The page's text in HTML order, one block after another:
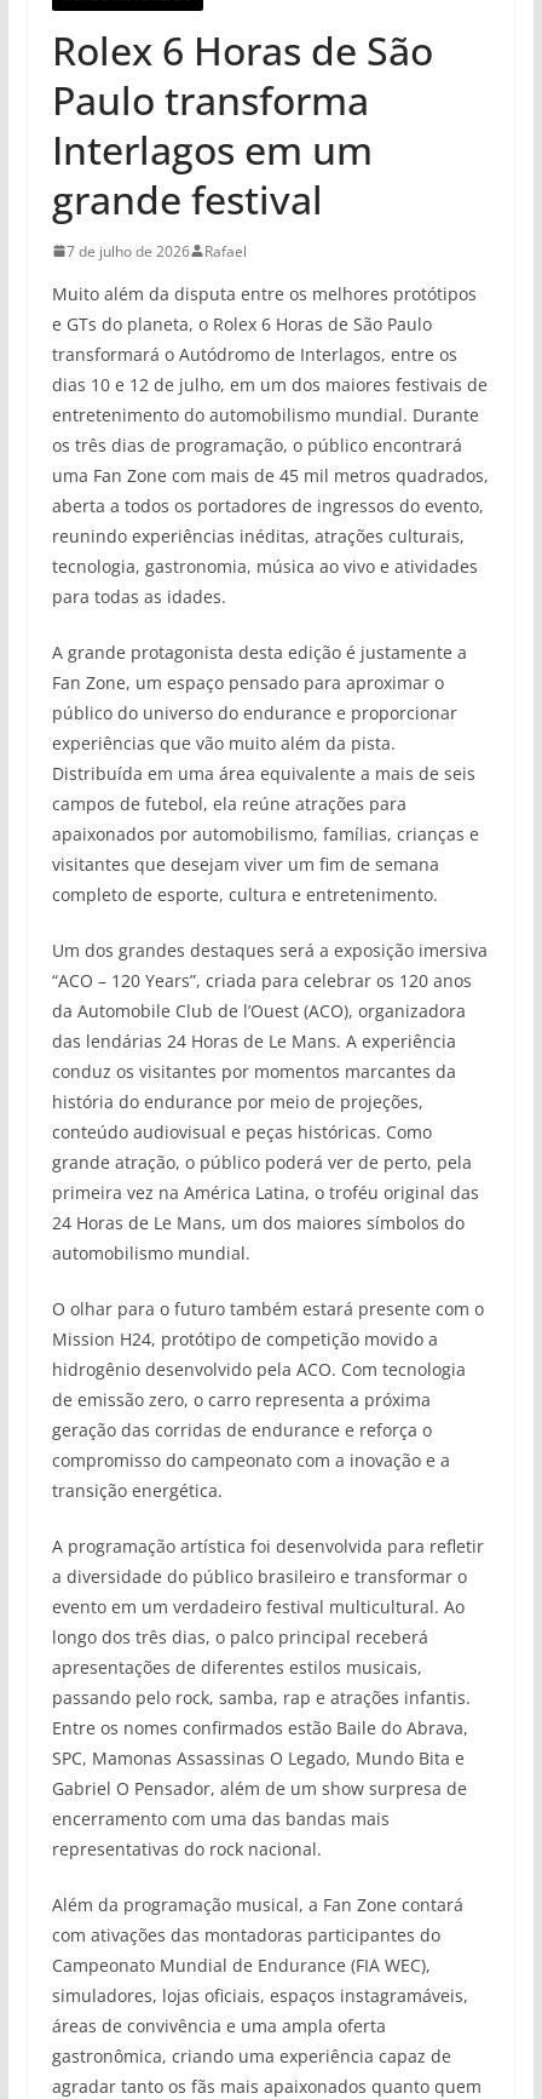
Rolex 6 Horas de São
Paulo transforma
Interlagos em um
grande festival
7 de julho de 2026 Rafael
Muito além da disputa entre os melhores protótipos
e GTs do planeta, o Rolex 6 Horas de São Paulo
transformará o Autódromo de Interlagos, entre os
dias 10 e 12 de julho, em um dos maiores festivais de
entretenimento do automobilismo mundial. Durante
os três dias de programação, o público encontrará
uma Fan Zone com mais de 45 mil metros quadrados,
aberta a todos os portadores de ingressos do evento,
reunindo experiências inéditas, atrações culturais,
tecnologia, gastronomia, música ao vivo e atividades
para todas as idades.
A grande protagonista desta edição é justamente a
Fan Zone, um espaço pensado para aproximar o
público do universo do endurance e proporcionar
experiências que vão muito além da pista.
Distribuída em uma área equivalente a mais de seis
campos de futebol, ela reúne atrações para
apaixonados por automobilismo, famílias, crianças e
visitantes que desejam viver um fim de semana
completo de esporte, cultura e entretenimento.
Um dos grandes destaques será a exposição imersiva
“ACO – 120 Years”, criada para celebrar os 120 anos
da Automobile Club de l’Ouest (ACO), organizadora
das lendárias 24 Horas de Le Mans. A experiência
conduz os visitantes por momentos marcantes da
história do endurance por meio de projeções,
conteúdo audiovisual e peças históricas. Como
grande atração, o público poderá ver de perto, pela
primeira vez na América Latina, o troféu original das
24 Horas de Le Mans, um dos maiores símbolos do
automobilismo mundial.
O olhar para o futuro também estará presente com o
Mission H24, protótipo de competição movido a
hidrogênio desenvolvido pela ACO. Com tecnologia
de emissão zero, o carro representa a próxima
geração das corridas de endurance e reforça o
compromisso do campeonato com a inovação e a
transição energética.
A programação artística foi desenvolvida para refletir
a diversidade do público brasileiro e transformar o
evento em um verdadeiro festival multicultural. Ao
longo dos três dias, o palco principal receberá
apresentações de diferentes estilos musicais,
passando pelo rock, samba, rap e atrações infantis.
Entre os nomes confirmados estão Baile do Abrava,
SPC, Mamonas Assassinas O Legado, Mundo Bita e
Gabriel O Pensador, além de um show surpresa de
encerramento com uma das bandas mais
representativas do rock nacional.
Além da programação musical, a Fan Zone contará
com ativações das montadoras participantes do
Campeonato Mundial de Endurance (FIA WEC),
simuladores, lojas oficiais, espaços instagramáveis,
áreas de convivência e uma ampla oferta
gastronômica, criando uma experiência capaz de
agradar tanto os fãs mais apaixonados quanto quem